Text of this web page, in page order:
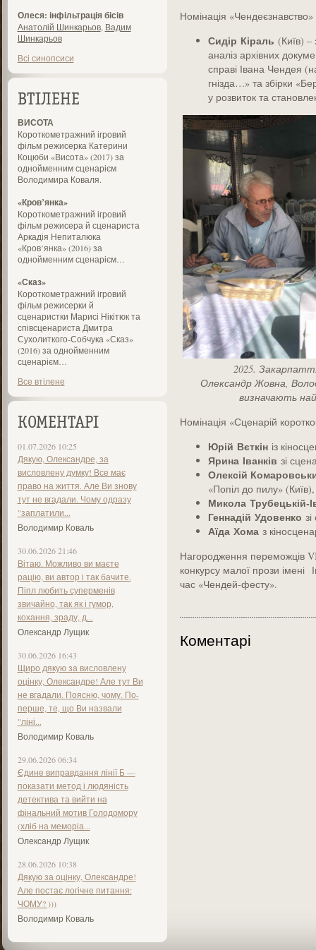
Олеся: інфільтрація бісів
Анатолій Шинкарьов, Вадим
Шинкарьов
Всі синопсиси
ВТІЛЕНЕ
ВИСОТА
Короткометражний ігровий
фільм режисерка Катерини
Коцюби «Висота» (2017) за
однойменним сценарієм
Володимира Коваля.
«Кров’янка»
Короткометражний ігровий
фільм режисера й сценариста
Аркадія Непиталюка
«Кров’янка» (2016) за
однойменним сценарієм…
«Сказ»
Короткометражний ігровий
фільм режисерки й
сценаристки Марисі Нікітюк та
співсценариста Дмитра
Сухолиткого-Собчука «Сказ»
(2016) за однойменним
сценарієм…
Все втілене
КОМЕНТАРІ
01.07.2026 10:25
Дякую, Олександре, за
висловлену думку! Все має
право на життя. Але Ви знову
тут не вгадали. Чому одразу
"заплатили...
Володимир Коваль
30.06.2026 21:46
Вітаю. Можливо ви маєте
рацію, ви автор і так бачите.
Піпл любить суперменів
звичайно, так як і гумор,
кохання, зраду, д...
Олександр Лущик
30.06.2026 16:43
Щиро дякую за висловлену
оцінку, Олександре! Але тут Ви
не вгадали. Поясню, чому. По-
перше, те, що Ви назвали
"ліні...
Володимир Коваль
29.06.2026 06:34
Єдине виправдання лінії Б —
показати метод і людяність
детектива та вийти на
фінальний мотив Голодомору
(хліб на меморіа...
Олександр Лущик
28.06.2026 10:38
Дякую за оцінку, Олександре!
Але постає логічне питання:
ЧОМУ? )))
Володимир Коваль
Номінація «Чендеєзнавство»
Сидір Кіраль (Київ)
аналіз архівних
справі Івана Чендея
гнізда…» та збірки
у розвиток та
2025.
Олександр Жовна,
визначають
Номінація «Сценарій
Юрій Вєткін із
Ярина Іванків зі
Олексій
«Попіл до пилу» (Київ),
Микола Трубецькій-
Геннадій Удовенко
Аїда Хома з
Нагородження переможців
конкурсу малої прози імені
час «Чендей-фесту».
Коментарі